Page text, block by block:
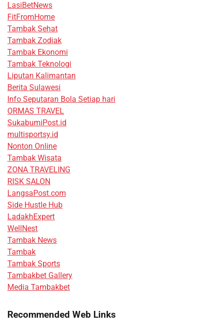
LasiBetNews
FitFromHome
Tambak Sehat
Tambak Zodiak
Tambak Ekonomi
Tambak Teknologi
Liputan Kalimantan
Berita Sulawesi
Info Seputaran Bola Setiap hari
ORMAS TRAVEL
SukabumiPost.id
multisportsy.id
Nonton Online
Tambak Wisata
ZONA TRAVELING
RISK SALON
LangsaPost.com
Side Hustle Hub
LadakhExpert
WellNest
Tambak News
Tambak
Tambak Sports
Tambakbet Gallery
Media Tambakbet
Recommended Web Links